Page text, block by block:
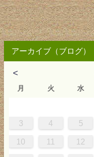
アーカイブ（ブログ）
<
月 火 水
3 4 5
10 11 12